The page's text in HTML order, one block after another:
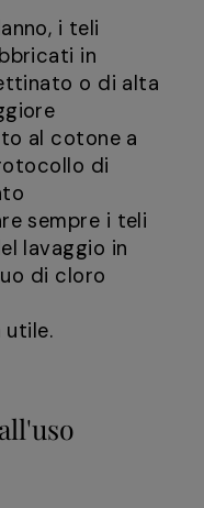
i teli
in
o di alta
al cotone a
di
sempre i teli
lavaggio in
di cloro
utile.